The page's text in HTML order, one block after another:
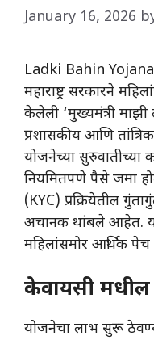
January 16, 2026
Ladki Bahin
महाराष्ट्र सरकारने
केलेली ‘मुख्यमंत्री
प्रशासकीय आणि
योजनेच्या सुरुवातीच्या
नियमितपणे पैसे जमा
(KYC) प्रक्रियेतील
अचानक थांबले आहेत.
महिलांसमोर आर्थिक
केवायसी मधील
​योजनेचा लाभ सुरू